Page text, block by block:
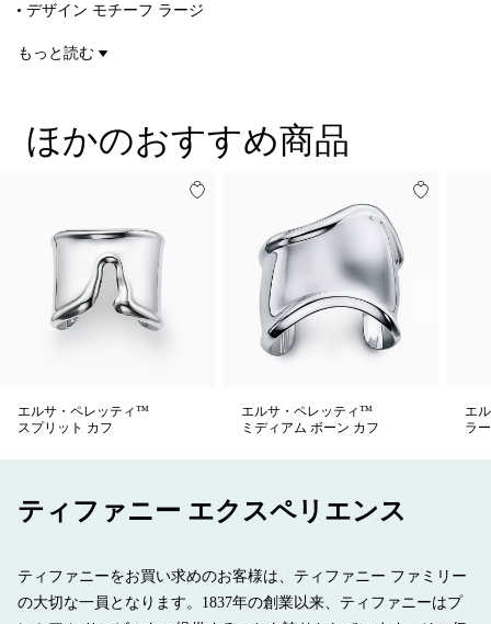
に着想を得て、精巧に作り上げたスターリングシルバーのボー
加えたいタイムレスなアイテム。このスターリングシルバーの
て一つで身に着けても、コレクションの他のデザインと組み合
わせて自分らしさを表現することもできます。
デザイン モチーフ ラージ
左手用
Original designs copyrighted by the Nando and Elsa Peretti Foundation
商品番号:60020007
もっと読む
ほかのおすすめ商品
エルサ・ペレッティ™
スプリット カフ
エルサ・ペレッティ™
ミディアム ボーン カフ
エ
ラ
ティファニー エクスペリエンス
ティファニーをお買い求めのお客様は、ティファニー ファミリー
の大切な一員となります。1837年の創業以来、ティファニーはプ